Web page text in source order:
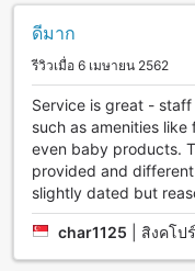
ดีมาก
รีวิวเมื่อ 6 เมษายน 2562
Service is great -
such as amenities
even baby products.
provided and
slightly dated but
char1125 สิงคโป